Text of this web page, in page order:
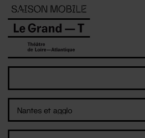
Panneau de gestion des cookies